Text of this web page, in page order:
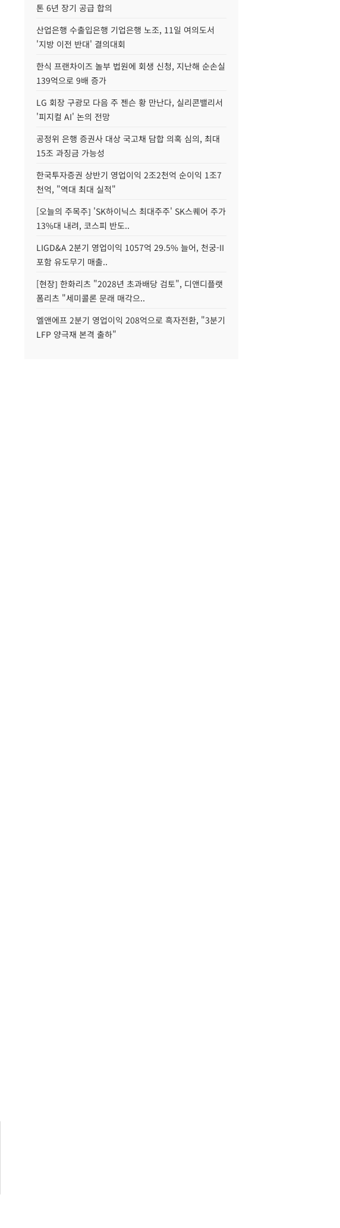
톤 6년 장기 공급 합의
산업은행 수출입은행 기업은행 노조, 11일 여의도서
'지방 이전 반대' 결의대회
한식 프랜차이즈 놀부 법원에 회생 신청, 지난해 순손실
139억으로 9배 증가
LG 회장 구광모 다음 주 젠슨 황 만난다, 실리콘밸리서
'피지컬 AI' 논의 전망
공정위 은행 증권사 대상 국고채 담합 의혹 심의, 최대
15조 과징금 가능성
한국투자증권 상반기 영업이익 2조2천억 순이익 1조7
천억, "역대 최대 실적"
[오늘의 주목주] 'SK하이닉스 최대주주' SK스퀘어 주가
13%대 내려, 코스피 반도..
LIGD&A 2분기 영업이익 1057억 29.5% 늘어, 천궁-II
포함 유도무기 매출..
[현장] 한화리츠 "2028년 초과배당 검토", 디앤디플랫
폼리츠 "세미콜론 문래 매각으..
엘앤에프 2분기 영업이익 208억으로 흑자전환, "3분기
LFP 양극재 본격 출하"